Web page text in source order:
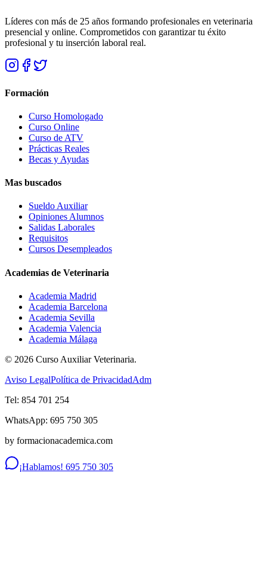
Líderes con más de 25 años formando profesionales en veterinaria
presencial y online. Comprometidos con garantizar tu éxito
profesional y tu inserción laboral real.
Formación
Curso Homologado
Curso Online
Curso de ATV
Prácticas Reales
Becas y Ayudas
Mas buscados
Sueldo Auxiliar
Opiniones Alumnos
Salidas Laborales
Requisitos
Cursos Desempleados
Academias de Veterinaria
Academia Madrid
Academia Barcelona
Academia Sevilla
Academia Valencia
Academia Málaga
© 2026 Curso Auxiliar Veterinaria.
Aviso LegalPolítica de PrivacidadAdm
Tel: 854 701 254
WhatsApp: 695 750 305
by formacionacademica.com
¡Hablamos! 695 750 305